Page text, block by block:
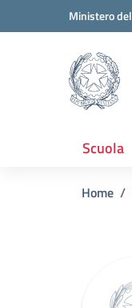
Vai ai contenuti
Vai al menu diMinistero
Scuola
Home